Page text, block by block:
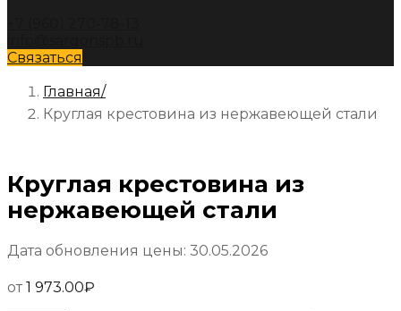
Связаться
Главная
Круглая крестовина из нержавеющей стали
Круглая крестовина из
нержавеющей стали
Дата обновления цены: 30.05.2026
от 1 973.00₽